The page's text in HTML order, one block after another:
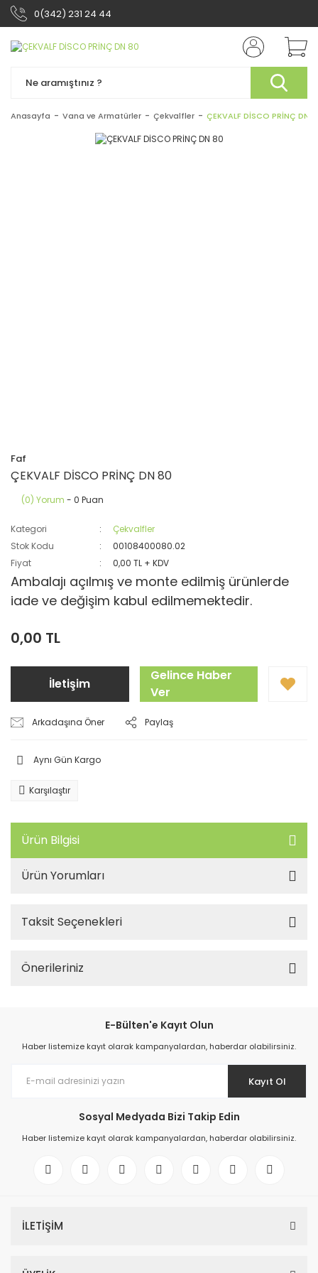
0(342) 231 24 44
Anasayfa Vana ve Armatürler Çekvalfler ÇEKVALF DİSCO PRİNÇ DN
Faf
ÇEKVALF DİSCO PRİNÇ DN 80
(0) Yorum - 0 Puan
Kategori
Çekvalfler
Stok Kodu
00108400080.02
Fiyat
0,00 TL + KDV
Ambalajı açılmış ve monte edilmiş ürünlerde
iade ve değişim kabul edilmemektedir.
0,00 TL
İletişim
Gelince Haber
Ver
Arkadaşına Öner Paylaş
Aynı Gün Kargo
Karşılaştır
Ürün Bilgisi
Ürün Yorumları
Taksit Seçenekleri
Önerileriniz
E-Bülten'e Kayıt Olun
Haber listemize kayıt olarak kampanyalardan, haberdar olabilirsiniz.
Kayıt Ol
Sosyal Medyada Bizi Takip Edin
Haber listemize kayıt olarak kampanyalardan, haberdar olabilirsiniz.
İLETİŞİM